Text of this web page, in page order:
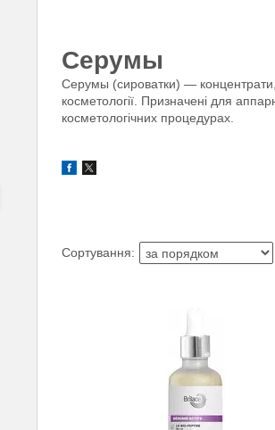
Серумы
Серумы (сироватки) — концентрати,
косметології. Призначені для
косметологічних процедурах.